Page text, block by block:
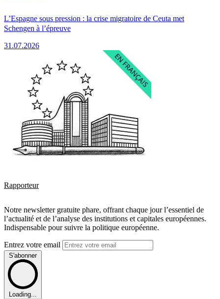
L’Espagne sous pression : la crise migratoire de Ceuta met
Schengen à l’épreuve
31.07.2026
Rapporteur
Notre newsletter gratuite phare, offrant chaque jour l’essentiel de
l’actualité et de l’analyse des institutions et capitales européennes.
Indispensable pour suivre la politique européenne.
Entrez votre email
S'abonner
Loading...